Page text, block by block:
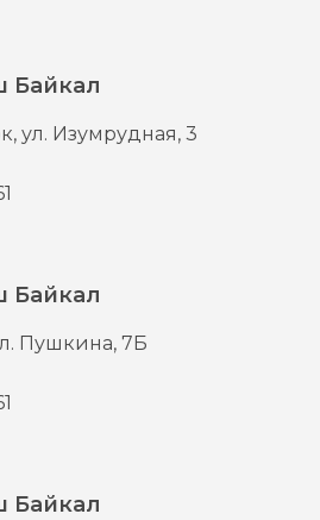
ул. Изумрудная, 3
Пушкина, 7Б